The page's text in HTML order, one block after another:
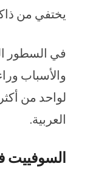
يختفي من
في السطور
والأسباب
لواحد من
العربية.
السوفييت